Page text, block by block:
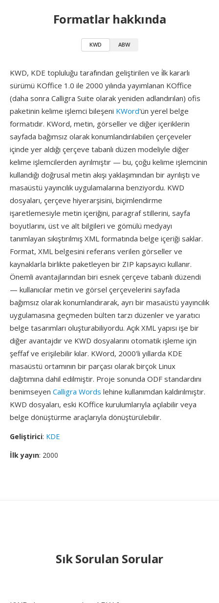
Formatlar hakkında
KWD ABW
KWD, KDE topluluğu tarafından geliştirilen ve i̇lk kararlı
sürümü KOffice 1.0 ile 2000 yılında yayımlanan KOffice
(daha sonra Calligra Suite olarak yeniden adlandırılan) ofis
paketinin kelime işlemci bileşeni KWord'ün yerel belge
formatıdır. KWord, metin, görseller ve diğer içeriklerin
sayfada bağımsız olarak konumlandırılabilen çerçeveler
içinde yer aldığı çerçeve tabanlı düzen modeliyle diğer
kelime işlemcilerden ayrılmıştır — bu, çoğu kelime işlemcinin
kullandığı doğrusal metin akışı yaklaşımından bir ayrılıştı ve
masaüstü yayıncılık uygulamalarına benziyordu. KWD
dosyaları, çerçeve hiyerarşisini, biçimlendirme
işaretlemesiyle metin içeriğini, paragraf stillerini, sayfa
boyutlarını, üst ve alt bilgileri ve gömülü medyayı
tanımlayan sıkıştırılmış XML formatında belge içeriği saklar.
Format, XML belgesini referans verilen görseller ve
kaynaklarla birlikte paketleyen bir ZIP kapsayıcı kullanır.
Önemli avantajlarından biri esnek çerçeve tabanlı düzendi
— kullanıcılar metin ve görsel çerçevelerini sayfada
bağımsız olarak konumlandırarak, ayrı bir masaüstü yayıncılık
uygulamasına geçmeden bülten tarzı düzenler ve yaratıcı
belge tasarımları oluşturabiliyordu. Açık XML yapısı işe bir
diğer avantajdır ve KWD dosyalarını otomatik işleme için
şeffaf ve erişilebilir kılar. KWord, 2000'li yıllarda KDE
masaüstü ortamının bir parçası olarak birçok Linux
dağıtımına dahil edilmiştir. Proje sonunda ODF standardını
benimseyen Calligra Words lehine kullanımdan kaldırılmıştır.
KWD dosyaları, eski KOffice kurulumlarıyla açılabilir veya
belge dönüştürme araçlarıyla dönüştürülebilir.
Geliştirici: KDE
İlk yayın: 2000
Sık Sorulan Sorular